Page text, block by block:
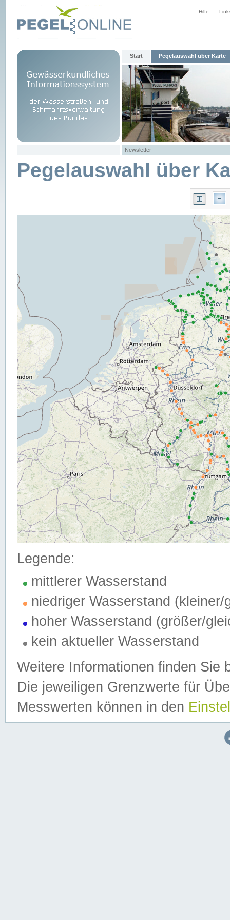
Hilfe
Start Pegelauswahl über Karte
Newsletter
Pegelauswahl über
Legende:
mittlerer Wasserstand
niedriger Wasserstand (kleiner/
hoher Wasserstand (größer/
kein aktueller Wasserstand
Weitere Informationen finden Sie
Die jeweiligen Grenzwerte für
Messwerten können in den